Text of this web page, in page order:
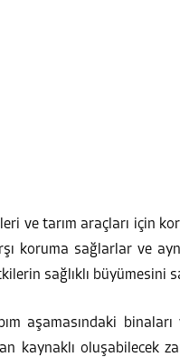
ve tarım araçları için
koruma sağlarlar ve
sağlıklı büyümesini
aşamasındaki binaları
kaynaklı oluşabilecek